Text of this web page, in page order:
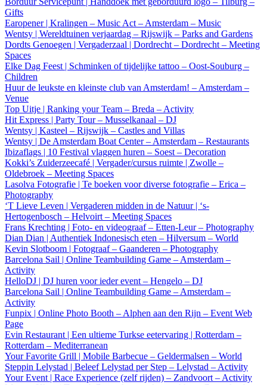
Gifts
Earopener | Kralingen – Music Act – Amsterdam – Music
Wentsy | Wereldtuinen verjaardag – Rijswijk – Parks and Gardens
Dordts Genoegen | Vergaderzaal | Dordrecht – Dordrecht – Meeting
Spaces
Elke Dag Feest | Schminken of tijdelijke tattoo – Oost-Souburg –
Children
Huur de leukste en kleinste club van Amsterdam! – Amsterdam –
Venue
Top Uitje | Ranking your Team – Breda – Activity
Hit Express | Party Tour – Musselkanaal – DJ
Wentsy | Kasteel – Rijswijk – Castles and Villas
Wentsy | De Amsterdam Boat Center – Amsterdam – Restaurants
Ibizaflags | 10 Festival vlaggen huren – Soest – Decoration
Kokki’s Zuiderzeecafé | Vergader/cursus ruimte | Zwolle –
Oldebroek – Meeting Spaces
Lasolva Fotografie | Te boeken voor diverse fotografie – Erica –
Photography
‘T Lieve Leven | Vergaderen midden in de Natuur | ‘s-
Hertogenbosch – Helvoirt – Meeting Spaces
Frans Krechting | Foto- en videograaf – Etten-Leur – Photography
Dian Dian | Authentiek Indonesisch eten – Hilversum – World
Kevin Slotboom | Fotograaf – Gaanderen – Photography
Barcelona Sail | Online Teambuilding Game – Amsterdam –
Activity
HelloDJ | DJ huren voor ieder event – Hengelo – DJ
Barcelona Sail | Online Teambuilding Game – Amsterdam –
Activity
Funpix | Online Photo Booth – Alphen aan den Rijn – Event Web
Page
Evin Restaurant | Een ultieme Turkse eetervaring | Rotterdam –
Rotterdam – Mediterranean
Your Favorite Grill | Mobile Barbecue – Geldermalsen – World
Steppin Lelystad | Beleef Lelystad per Step – Lelystad – Activity
Your Event | Race Experience (zelf rijden) – Zandvoort – Activity